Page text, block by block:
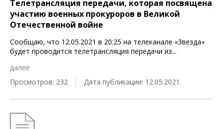
Телетрансляция передачи, которая посвящена
участию военных прокуроров в Великой
Отечественной войне
Сообщаю, что 12.05.2021 в 20:25 на телеканале «Звезда»
будет проводится телетрансляция передачи из...
далее
Просмотров: 232
Дата публикации: 12.05.2021